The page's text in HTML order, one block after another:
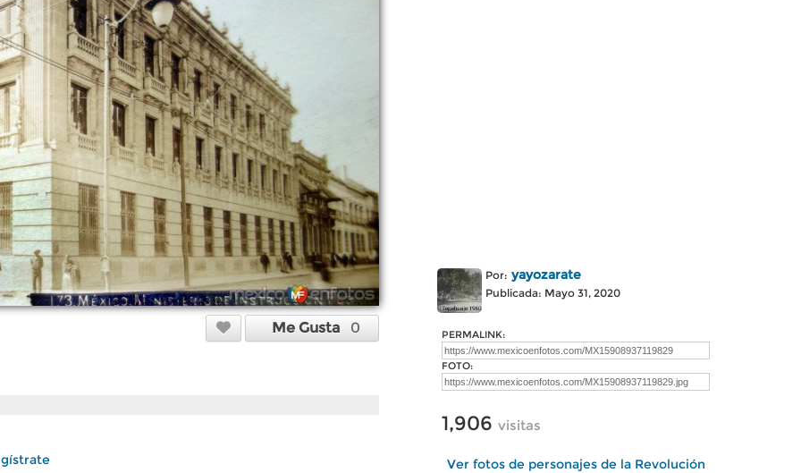
Me Gusta 0
Por: yayozarate
Publicada: Mayo 31, 2020
PERMALINK:
FOTO:
1,906 visitas
Ver fotos de personajes de la Revolución